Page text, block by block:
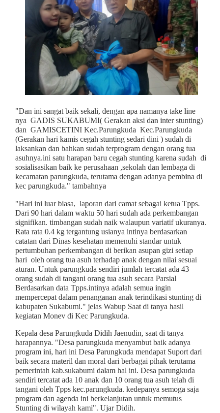
"Dan ini sangat baik sekali, dengan apa namanya take line
nya GADIS SUKABUMI( Gerakan aksi dan inter stunting)
dan GAMISCETINI Kec.Parungkuda Kec.Parungkuda
(Gerakan hari kamis cegah stunting sedari dini ) sudah di
laksankan dan bahkan sudah terprogram dengan orang tua
asuhnya.ini satu harapan baru cegah stunting karena sudah di
sosialisasikan baik ke perusahaan ,sekolah dan lembaga di
kecamatan parungkuda, terutama dengan adanya pembina di
kec parungkuda." tambahnya
"Hari ini luar biasa, laporan dari camat sebagai ketua Tpps.
Dari 90 hari dalam waktu 50 hari sudah ada perkembangan
signifikan. timbangan sudah naik walaupun variatif ukuranya.
Rata rata 0.4 kg tergantung usianya intinya berdasarkan
catatan dari Dinas kesehatan memenuhi standar untuk
pertumbuhan perkembangan di berikan asupan gizi setiap
hari oleh orang tua asuh terhadap anak dengan nilai sesuai
aturan. Untuk parungkuda sendiri jumlah tercatat ada 43
orang sudah di tangani orang tua asuh secara Parsial
Berdasarkan data Tpps.intinya adalah semua ingin
mempercepat dalam penanganan anak terindikasi stunting di
kabupaten Sukabumi." jelas Wabup Saat di tanya hasil
kegiatan Monev di Kec Parungkuda.
Kepala desa Parungkuda Didih Jaenudin, saat di tanya
harapannya. "Desa parungkuda menyambut baik adanya
program ini, hari ini Desa Parungkuda mendapat Suport dari
baik secara materil dan moral dari berbagai pihak terutama
pemerintah kab.sukabumi dalam hal ini. Desa parungkuda
sendiri tercatat ada 10 anak dan 10 orang tua asuh telah di
tangani oleh Tpps kec.parungkuda. kedepanya semoga saja
program dan agenda ini berkelanjutan untuk memutus
Stunting di wilayah kami". Ujar Didih.